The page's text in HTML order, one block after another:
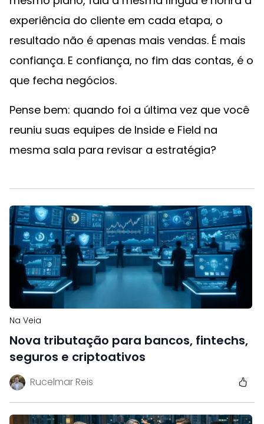
experiência do cliente em cada etapa, o
resultado não é apenas mais vendas. É mais
confiança. E confiança, no fim das contas, é o
que fecha negócios.
Pense bem: quando foi a última vez que você
reuniu suas equipes de Inside e Field na
mesma sala para revisar a estratégia?
Na Veia
Nova tributação para bancos, fintechs,
seguros e criptoativos
Rucelmar Reis